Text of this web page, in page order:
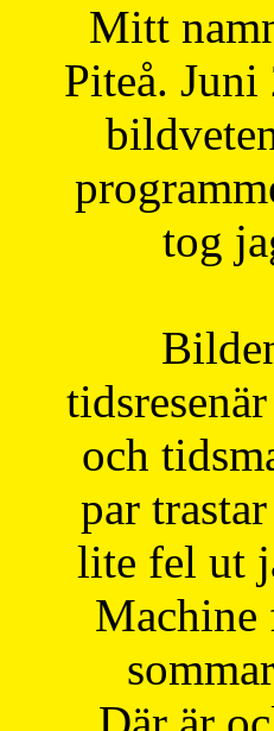
Mitt
Piteå.
tog
och
par
lite fel ut
Machine